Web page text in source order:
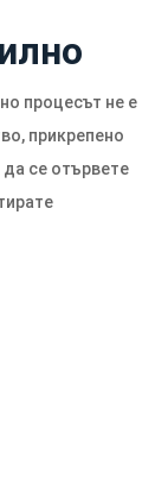
процесът не е
прикрепено
се отървете